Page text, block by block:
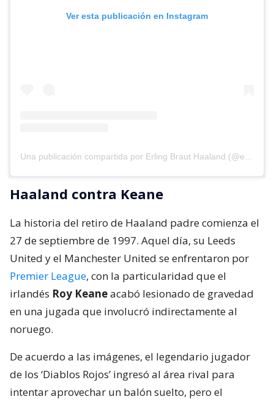
Ver esta publicación en Instagram
Haaland contra Keane
La historia del retiro de Haaland padre comienza el
27 de septiembre de 1997. Aquel día, su Leeds
United y el Manchester United se enfrentaron por
Premier League, con la particularidad que el
irlandés Roy Keaneacabó lesionado de gravedad
en una jugada que involucró indirectamente al
noruego.
De acuerdo a las imágenes, el legendario jugador
de los ‘Diablos Rojos’ ingresó al área rival para
intentar aprovechar un balón suelto, pero el